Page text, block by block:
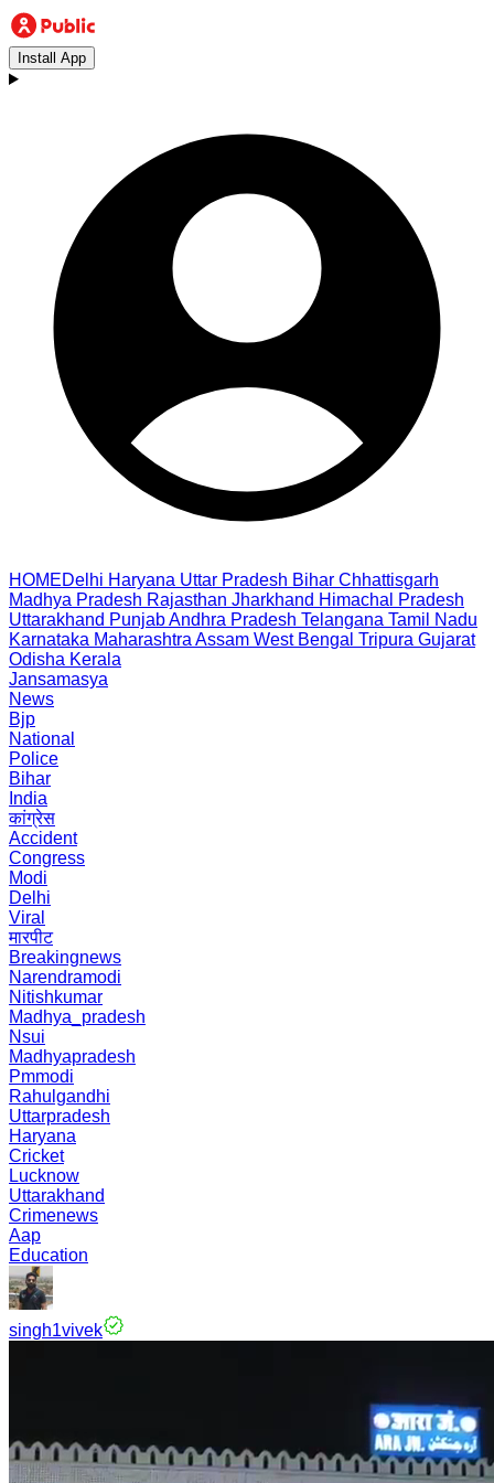
Install App
HOMEDelhi Haryana Uttar Pradesh Bihar Chhattisgarh
Madhya Pradesh Rajasthan Jharkhand Himachal Pradesh
Uttarakhand PunjabAndhra Pradesh Telangana Tamil Nadu
Karnataka Maharashtra Assam West Bengal Tripura Gujarat
Odisha Kerala
Jansamasya
News
Bjp
National
Police
Bihar
India
कांग्रेस
Accident
Congress
Modi
Delhi
Viral
मारपीट
Breakingnews
Narendramodi
Nitishkumar
Madhya_pradesh
Nsui
Madhyapradesh
Pmmodi
Rahulgandhi
Uttarpradesh
Haryana
Cricket
Lucknow
Uttarakhand
Crimenews
Aap
Education
singh1vivek